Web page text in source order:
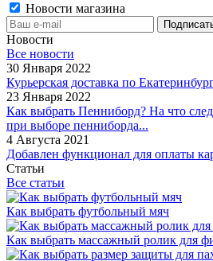
Новости магазина
Новости
Все новости
30 Января 2022
Курьерская доставка по
23 Января 2022
Как выбрать Пенниборд? На что
при выборе пенниборда...
4 Августа 2021
Добавлен функционал для оплаты
Статьи
Все статьи
Как выбрать футбольный мяч
Как выбрать массажный ролик для